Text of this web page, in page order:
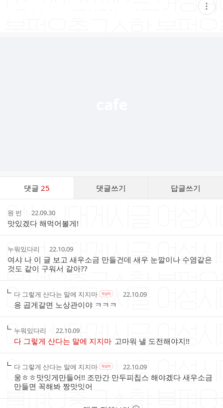
현
재
댓글25 댓글쓰기 답글쓰기
스
작
성
자
원 빈
작
성
시
간
22.09.30
맛있겠다 해먹어볼게!
작
성
자
누워있다리
작
성
시
간
22.10.09
여샤 나 이 글 보고 새우소금 만들건데 새우 눈깔이나 수염같은
것도 같이 구워서 갈아??
작
성
자
다 그렇게 산다는 말에 지지마작
성
자
본
부
작
작
간
22.10.09
응 곱게갈면 노상관이야 ㅋㅋㅋ
작
성
자
누워있다리
작
성
시
간
22.10.09
다 그렇게 산다는 말에 지지마 고마워 낼 도전해야지!!
작
성
자
다 그렇게 산다는 말에 지지마작
성
자
인
여
작
성
자
작
성
시
22.10.09
웅ㅎㅎ맛잇게만들어!! 조만간 만두피칩스 해야겠다 새우소금
만들면 꼭해봐 짱맛잇어